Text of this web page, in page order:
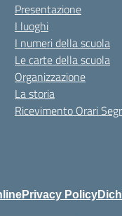
Presentazione
I luoghi
I numeri della scuola
Le carte della scuola
Organizzazione
La storia
Ricevimento Orari
Privacy Policy